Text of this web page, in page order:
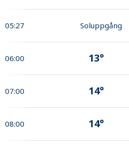
05:27 Soluppgång
06:00 13°
07:00 14°
08:00 14°